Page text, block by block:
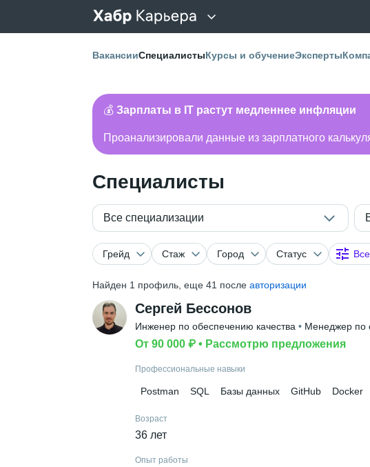
ВакансииСпециалистыКурсы и обучениеЭксперты
💰 Зарплаты в IT растут медленнее инфляции
Проанализировали данные из зарплатного
Специалисты
Все специализации
Грейд Стаж Город Статус
Найден 1 профиль, еще 41 после авторизации
Сергей Бессонов
Инженер по обеспечению качества • Менеджер по
От 90 000 ₽ • Рассмотрю предложения
Профессиональные навыки
Postman SQL Базы данных GitHub Docker
Возраст
36 лет
Опыт работы